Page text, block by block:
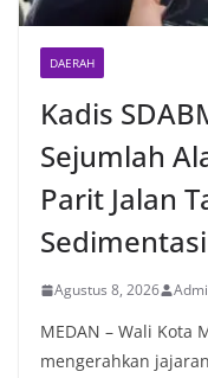
DAERAH
Kadis
Sejumlah
Parit Jalan
Agustus 8, 2026
MEDAN – Wali Kota
mengerahkan